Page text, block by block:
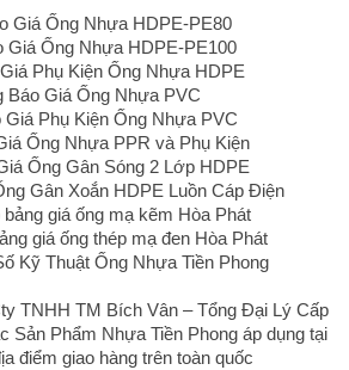
Giá Ống Nhựa HDPE-PE80
Giá Ống Nhựa HDPE-PE100
Phụ Kiện Ống Nhựa HDPE
Báo Giá Ống Nhựa PVC
Giá Phụ Kiện Ống Nhựa PVC
Ống Nhựa PPR và Phụ Kiện
Ống Gân Sóng 2 Lớp HDPE
Gân Xoắn HDPE Luồn Cáp Điện
giá ống mạ kẽm Hòa Phát
giá ống thép mạ đen Hòa Phát
Kỹ Thuật Ống Nhựa Tiền Phong
TNHH TM Bích Vân – Tổng Đại Lý Cấp
Sản Phẩm Nhựa Tiền Phong áp dụng tại
điểm giao hàng trên toàn quốc